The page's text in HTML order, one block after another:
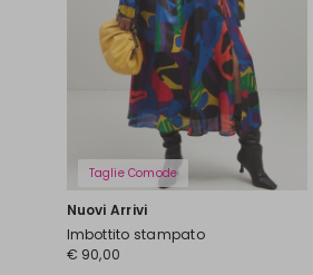
Taglie Comode
Nuovi Arrivi
Imbottito stampato
€ 90,00